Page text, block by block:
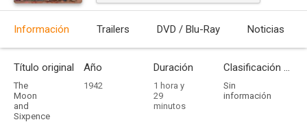
Estrenada
Información Trailers DVD / Blu-Ray Noticias
Título original
The
Moon
and
Sixpence
Año
1942
Duración
1 hora y
29
minutos
Clasificación por edades
Sin
información